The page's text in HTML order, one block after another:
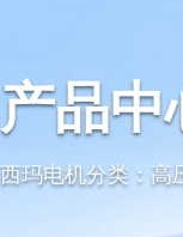
产品
西玛电机分类：高